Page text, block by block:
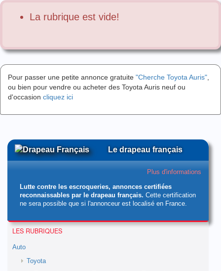
La rubrique est vide!
Pour passer une petite annonce gratuite "Cherche Toyota Auris"
ou bien pour vendre ou acheter des Toyota Auris neuf ou
d'occasion cliquez ici
Le drapeau français
Plus d'informations
Lutte contre les escroqueries, annonces certifiées
reconnaissables par le drapeau français. Cette certification
ne sera possible que si l'annonceur est localisé en France.
LES RUBRIQUES
Auto
Toyota